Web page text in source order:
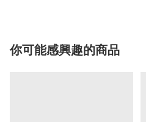
你可能感興趣的商品